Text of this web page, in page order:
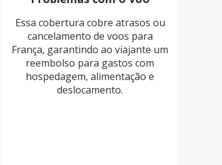
Essa cobertura cobre atrasos ou
cancelamento de voos para
França, garantindo ao viajante um
reembolso para gastos com
hospedagem, alimentação e
deslocamento.